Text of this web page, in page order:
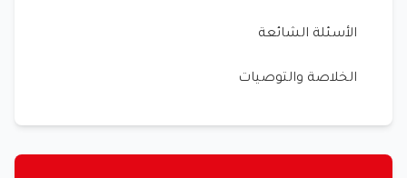
الأسئلة الشائعة
الخلاصة والتوصيات